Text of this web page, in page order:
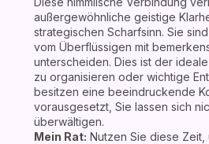
außergewöhnliche geistige
strategischen Scharfsinn. Sie
vom Überflüssigen mit
unterscheiden. Dies ist der
zu organisieren oder wichtige
besitzen eine beeindruckende
vorausgesetzt, Sie lassen sich
überwältigen.
Mein Rat: Nutzen Sie diese Zeit,